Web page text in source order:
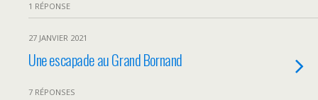
1 RÉPONSE
27 JANVIER 2021
Une escapade au Grand Bornand
7 RÉPONSES